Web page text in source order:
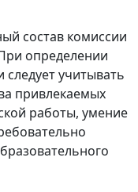
состав комиссии
определении
следует учитывать
привлекаемых
работы, умение